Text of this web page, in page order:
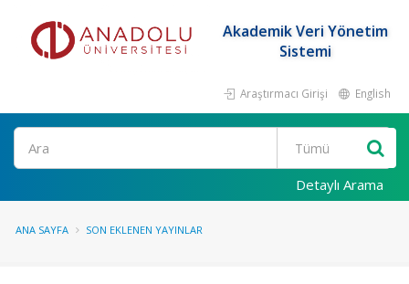
Akademik Veri Yönetim
Sistemi
Araştırmacı Girişi English
Ara
Detaylı Arama
ANA SAYFA SON EKLENEN YAYINLAR